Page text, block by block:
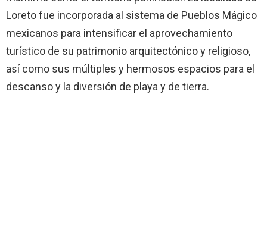
Loreto fue incorporada al sistema de Pueblos Mágico
mexicanos para intensificar el aprovechamiento
turístico de su patrimonio arquitectónico y religioso,
así como sus múltiples y hermosos espacios para el
descanso y la diversión de playa y de tierra.